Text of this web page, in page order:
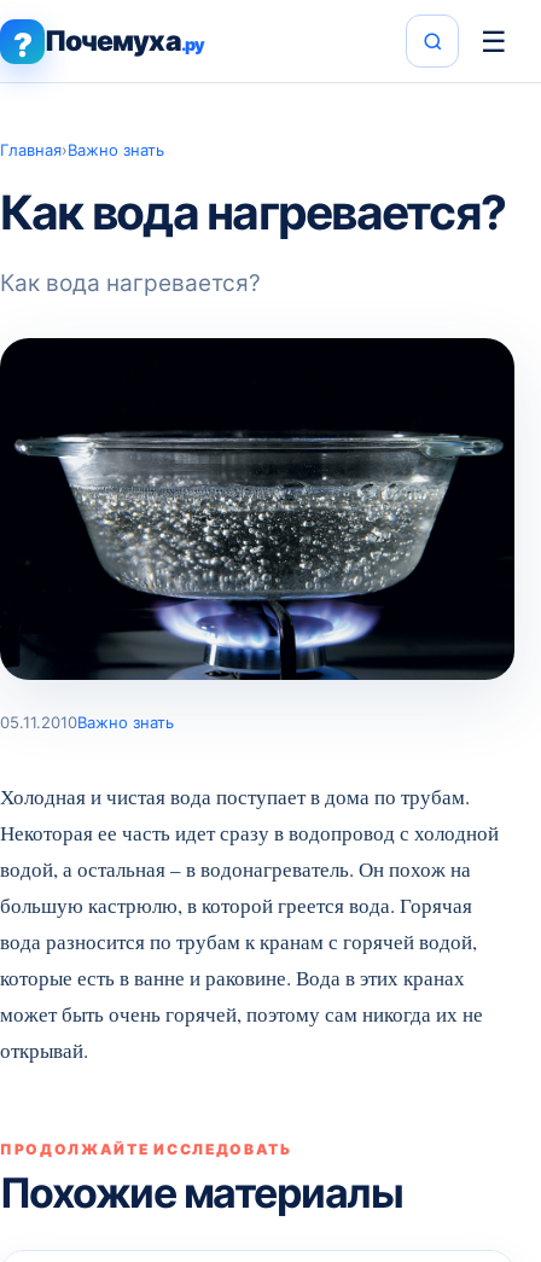
? Почемуха.ру ☰
Главная›Важно знать
Как вода нагревается?
Как вода нагревается?
05.11.2010Важно знать
Холодная и чистая вода поступает в дома по трубам.
Некоторая ее часть идет сразу в водопровод с холодной
водой, а остальная – в водонагреватель. Он похож на
большую кастрюлю, в которой греется вода. Горячая
вода разносится по трубам к кранам с горячей водой,
которые есть в ванне и раковине. Вода в этих кранах
может быть очень горячей, поэтому сам никогда их не
открывай.
ПРОДОЛЖАЙТЕ ИССЛЕДОВАТЬ
Похожие материалы